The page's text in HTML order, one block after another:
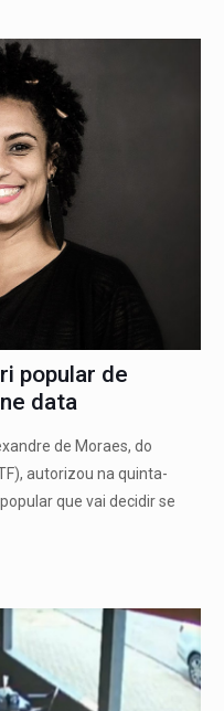
popular de
data
de Moraes, do
autorizou na quinta-
que vai decidir se